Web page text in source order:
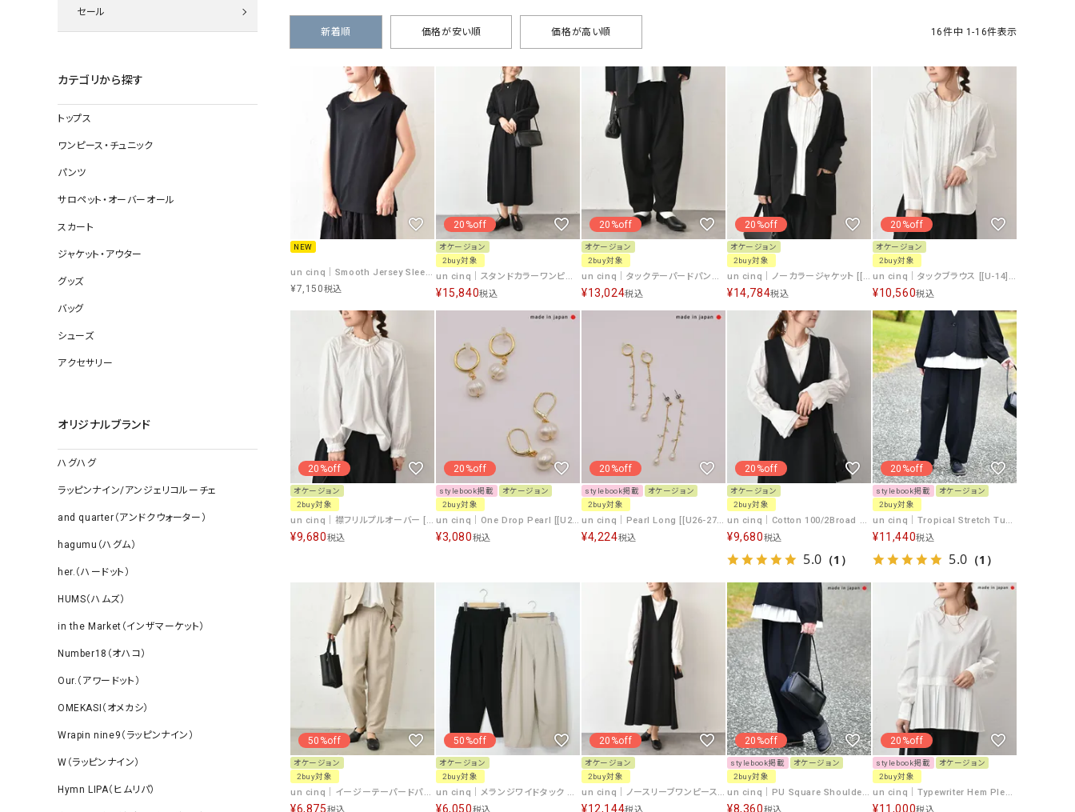
デニムパンツ その他スカート
コート
バッグ
ソックス
その他雑貨
その他のパンツ その他スカート
ジャケット
コート
その他アウター アクセサリー
すべて見る
その他のパンツ
ジャケット すべて見る
バッグ
靴
ワンピース・チュニック
サロペット・オーバーオール
ジャケット・アウター
10t'ena (トテナ)
08mab(ゼロハチマブ) Johnbull（ジョンブル）
1%（イチ パーセント） LAOCOONTE（ラオコンテ）
1 metre carre（アンメートルキャレ ）
LAURA DI MAGGIO（ロー
オ）
120%lino（ワンハンドレッドトゥエンティ
ーパーセントリノ）
le camouflage tribe（ル
トライブ）
adidas（アディダス）
ASFVLT（アスファルト） mizuiro ind（ミズイロ イン
Ampersand（アンパサンド）
Antiquite's（アンティークス）
NATURAL LAUNDRY（ナ
Audition（オーディション）
ORDINARY FITS（オーディ
blue willow（ブルーウィロー） Osmosis（オズモシス）
blue willow（ブルーウィロー） prit（プリット）
CUBE SUGAR（キューブシュガー） PUMA（プーマ）
CONVERSE ALL STAR（コンバースオー
ルスター）
Risley（リズレー）
Champion（チャンピオン）
DENIM DUNGAREE（デニムダンガリー） SO（エスオー）
Deck（ディック） SUN VALLEY（サンバレー）
EVOL（イーボル）
SCOTCH&SODA（スコッチ
ダ）
Emma Taylor（エマテイラー） SUGAR ROSE（シュガーロ
FLAVOR TEE（フレーバーティー） squady by graphite（スカ
GO TO HOLLYWOOD（ゴートゥーハリウ
ッド）
G-STAR RAW（ジースターロウ） tumugu:（ツムグ）
GOOD SPEED（グッドスピード）
GAIMO（ガイモ）
セール
カテゴリから探す
トップス
ワンピース・チュニック
パンツ
サロペット・オーバーオール
スカート
ジャケット・アウター
グッズ
バッグ
シューズ
アクセサリー
オリジナルブランド
ハグハグ
ラッピンナイン/アンジェリコルーチェ
and quarter（アンドクウォーター）
hagumu（ハグム）
her.（ハードット）
HUMS（ハムズ）
in the Market（インザマーケット）
Number18（オハコ）
Our.（アワードット）
OMEKASI（オメカシ）
Wrapin nine9（ラッピンナイン）
W（ラッピンナイン）
Hymn LIPA（ヒムリパ）
新着順 価格が安い順 価格が高い順 16件中 1-16件表示
NEW
un cinq｜Smooth Jersey Sleeveless PO [[U26-41]][C]
¥7,150税込
20%off
オケージョン
2buy対象
un cinq｜スタンドカラーワンピース [[U-06]][C]
¥15,840税込
20%off
オケージョン
2buy対象
un cinq｜タックテーパードパンツ [[U-05]][C]
¥13,024税込
20%off
オケージョン
2buy対象
un cinq｜ノーカラージャケット [[U-04]][C]
¥14,784税込
20%off
オケージョン
2buy対象
un cinq｜タックブラウス [[U-14]][C]
¥10,560税込
20%off
オケージョン
2buy対象
un cinq｜襟フリルプルオーバー [[U-13]][C]
¥9,680税込
20%off
stylebook掲載
オケージョン
2buy対象
un cinq｜One Drop Pearl [[U26-26]][C]
¥3,080税込
20%off
stylebook掲載
オケージョン
2buy対象
un cinq｜Pearl Long [[U26-27]][C]
¥4,224税込
20%off
オケージョン
2buy対象
un cinq｜Cotton 100/2Broad Frill Pullover [[U26-18]][C]
¥9,680税込
5.0 （1）
20%off
stylebook掲載
オケージョン
2buy対象
un cinq｜Tropical Stretch Tuck Easy Pants [[U26-08]][C]
¥11,440税込
5.0 （1）
50%off
オケージョン
2buy対象
un cinq｜イージーテーパードパンツ [[U25-12]][C]
¥6,875
50%off
オケージョン
2buy対象
un cinq｜メランジワイドタック コクーンパンツ [[U24-02]][C]
¥6,050
20%off
オケージョン
2buy対象
un cinq｜ノースリーブワンピース [[U-03]][C]
¥12,144
20%off
stylebook掲載
オケージョン
2buy対象
un cinq｜PU Square Shoulder Bag [[U26-30]][C]
¥8,360
20%off
stylebook掲載
オケージョン
2buy対象
un cinq｜Typewriter Hem Pleats Pullover [[U26-19]][C]
¥11,000